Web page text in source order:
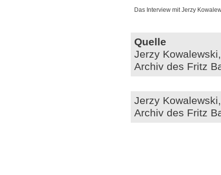
Das Interview mit Jerzy
Quelle
Jerzy
Archiv des Fritz
Jerzy
Archiv des Fritz